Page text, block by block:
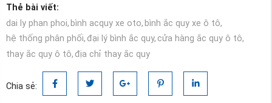
Thẻ bài viết:
dai ly phan phoi, bình acquy xe oto, bình ắc quy xe ô tô,
hệ thống phân phối, đại lý bình ắc quy, cửa hàng ắc quy ô tô,
thay ắc quy ô tô, địa chỉ thay ắc quy
Chia sẻ: